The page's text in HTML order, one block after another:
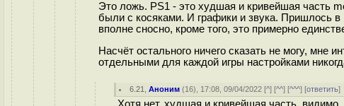
Это ложь. PS1 - это худшая и кривейшая часть
были с косяками. И графики и звука. Пришлось в
вполне сносно, кроме того, это примерно
Насчёт остального ничего сказать не могу, мне
отдельными для каждой игры настройками
6.21 ,Аноним (16), 17:08, 09/04/2022 [^] [^^] [^^^] [ответить]